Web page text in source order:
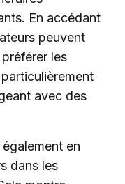
En accédant
peuvent
les
avec des
en
dans les